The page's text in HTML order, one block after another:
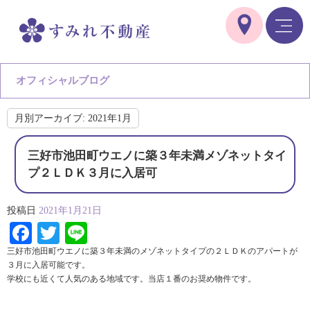
オフィシャルブログ
月別アーカイブ: 2021年1月
三好市池田町ウエノに築３年未満メゾネットタイ
プ２ＬＤＫ３月に入居可
投稿日 2021年1月21日
Facebook
Twitter
三好市池田町ウエノに築３年未満のメゾネットタイプの２ＬＤＫのアパートが
３月に入居可能です。
学校にも近くて人気のある地域です。当店１番のお奨め物件です。